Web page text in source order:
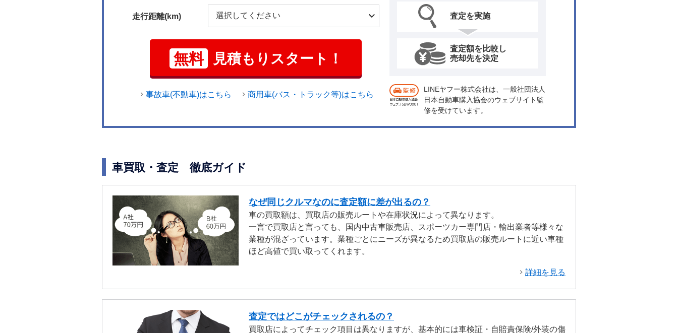
走行距離(km)
無料 見積もりスタート！
事故車(不動車)はこちら 商用車(バス・トラック等)はこちら
査定を実施
査定額を比較し
売却先を決定
LINEヤフー株式会社は、一般社団法人
日本自動車購入協会のウェブサイト監
修を受けています。
車買取・査定 徹底ガイド
なぜ同じクルマなのに査定額に差が出るの？
車の買取額は、買取店の販売ルートや在庫状況によって異なります。
一言で買取店と言っても、国内中古車販売店、スポーツカー専門店・輸出業者等様々な
業種が混ざっています。業種ごとにニーズが異なるため買取店の販売ルートに近い車種
ほど高値で買い取ってくれます。
詳細を見る
査定ではどこがチェックされるの？
買取店によってチェック項目は異なりますが、基本的には車検証・自賠責保険/外装の傷